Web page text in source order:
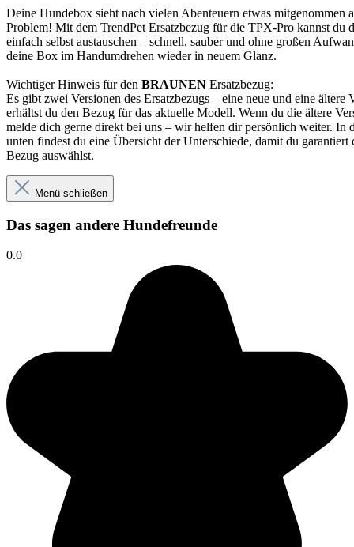
Deine Hundebox sieht nach vielen Abenteuern etwas mitgenommen
Problem! Mit dem TrendPet Ersatzbezug für die TPX-Pro kannst du
einfach selbst austauschen – schnell, sauber und ohne großen
deine Box im Handumdrehen wieder in neuem Glanz.
Wichtiger Hinweis für den BRAUNEN Ersatzbezug:
Es gibt zwei Versionen des Ersatzbezugs – eine neue und eine ältere
erhältst du den Bezug für das aktuelle Modell. Wenn du die ältere
melde dich gerne direkt bei uns – wir helfen dir persönlich weiter. In
unten findest du eine Übersicht der Unterschiede, damit du garantiert
Bezug auswählst.
Menü schließen
Das sagen andere Hundefreunde
0.0